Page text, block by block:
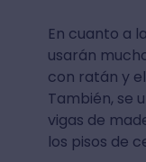
En cuanto a
usarán
con ratán y
También, se
vigas de
los pisos de